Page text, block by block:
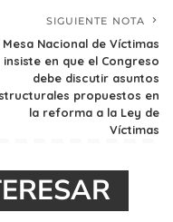
SIGUIENTE NOTA
Mesa Nacional de Víctimas
insiste en que el Congreso
debe discutir asuntos
propuestos en
la reforma a la Ley de
Víctimas